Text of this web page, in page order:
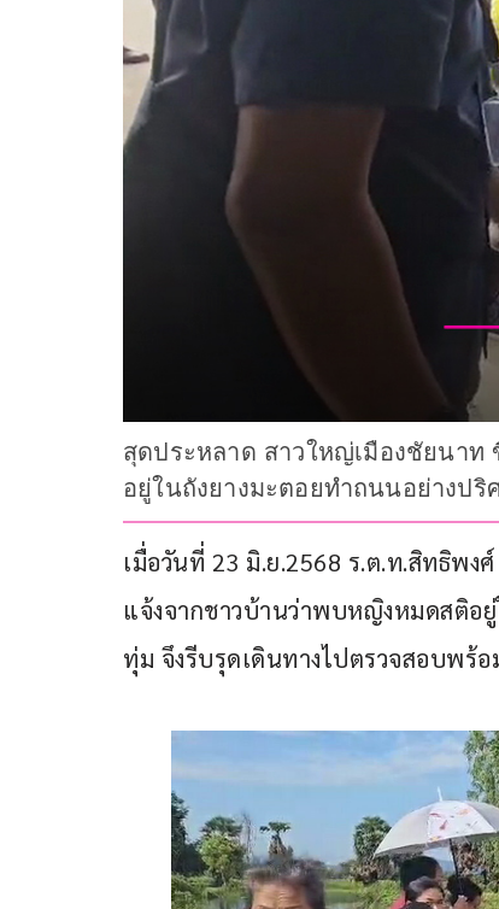
สุดประหลาด สาวใหญ่เมืองชัยนาท
อยู่ในถังยางมะตอยทำถนนอย่างปริ
เมื่อวันที่ 23 มิ.ย.2568 ร.ต.ท.สิทธิพง
แจ้งจากชาวบ้านว่าพบหญิงหมดสติอยู่
ทุ่ม จึงรีบรุดเดินทางไปตรวจสอบพร้อ